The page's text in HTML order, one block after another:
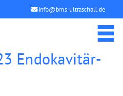
info@bms-ultraschall.de
Endokavitär-